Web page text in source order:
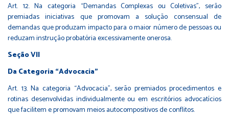
Art. 12. Na categoria “Demandas Complexas ou Coletivas”, serão
premiadas iniciativas que promovam a solução consensual de
demandas que produzam impacto para o maior número de pessoas ou
reduzam instrução probatória excessivamente onerosa.
Seção VII
Da Categoria “Advocacia”
Art. 13. Na categoria “Advocacia”, serão premiados procedimentos e
rotinas desenvolvidas individualmente ou em escritórios advocatícios
que facilitem e promovam meios autocompositivos de conflitos.